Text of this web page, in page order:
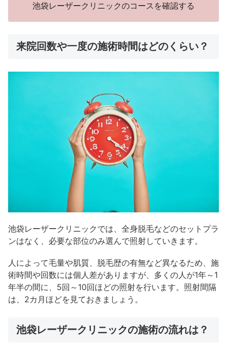
池袋レーザークリニックのコースを確認する
来院回数や一度の施術時間はどのくらい？
池袋レーザークリニックでは、全身脱毛などのセットプラ
ンはなく、必要な部位のみ選んで照射していきます。
人によって毛量や肌質、脱毛歴の有無など異なるため、施
術時間や回数には個人差がありますが、多くの人が1年～1
年半の間に、5回～10回ほどの照射を行います。照射間隔
は、2カ月ほどを見ておきましょう。
池袋レーザークリニックの施術の流れは？